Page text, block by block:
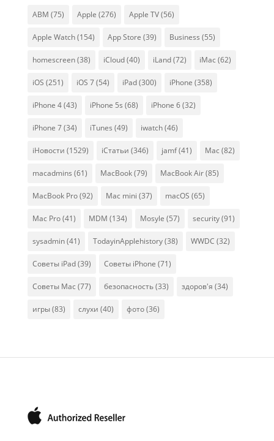
ABM (75) Apple (276) Apple TV(56)
Apple Watch(154) App Store (39) Business (55)
homescreen(38) iCloud(40) iLand(72) iMac (62)
iOS (251) iOS 7(54) iPad(300) iPhone (358)
iPhone 4(43) iPhone 5s (68) iPhone 6(32)
iPhone 7(34) iTunes (49) iwatch(46)
iНовости (1529) iСтатьи (346) jamf(41) Mac (82)
macadmins (61) MacBook(79) MacBook Air(85)
MacBook Pro(92) Mac mini (37) macOS (65)
Mac Pro(41) MDM (134) Mosyle (57) security(91)
sysadmin(41) TodayinApplehistory(38) WWDC (32)
Советы iPad(39) Советы iPhone (71)
Советы Mac (77) безопасность(33) здоров'я (34)
игры(83) слухи (40) фото(36)